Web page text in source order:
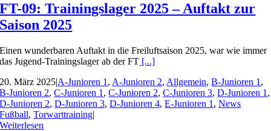
FT-09: Trainingslager 2025 – Auftakt zur
Saison 2025
Einen wunderbaren Auftakt in die Freiluftsaison 2025, war wie immer
das Jugend-Trainingslager ab der FT [...]
20. März 2025|A-Junioren 1 , A-Junioren 2, Allgemein,B-Junioren 1 ,
B-Junioren 2,C-Junioren 1 ,C-Junioren 2,C-Junioren 3,D-Junioren 1 ,
D-Junioren 2,D-Junioren 3,D-Junioren 4,E-Junioren 1 ,News
Fußball,Torwarttraining|
Weiterlesen